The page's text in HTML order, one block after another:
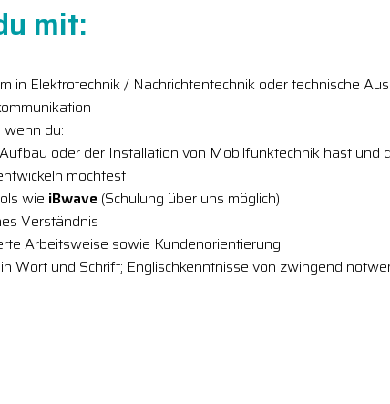
mit:
in Elektrotechnik / Nachrichtentechnik oder technische
du:
oder der Installation von Mobilfunktechnik hast und
möchtest
wie iBwave (Schulung über uns möglich)
Verständnis
Arbeitsweise sowie Kundenorientierung
Wort und Schrift; Englischkenntnisse von zwingend